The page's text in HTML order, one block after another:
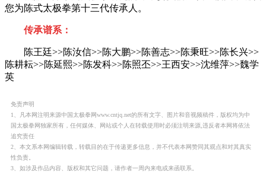
您为陈式太极拳第十三代传承人。
传承谱系：
陈王廷>>陈汝信>>陈大鹏>>陈善志>>陈秉旺>>陈长兴>>
陈耕耘>>陈延熙>>陈发科>>陈照丕>>王西安>>沈维萍>>魏学
英
免责声明
1、凡本网注明来源中国太极拳网www.cntjq.net的所有文字、图片和音视频稿件，版权均为中
国太极拳网独家所有，任何媒体、网站或个人在转载使用时必须注明来源,违反者本网将依法
追究责任
2、本文系本网编辑转载，转载目的在于传递更多信息，并不代表本网赞同其观点和对其真实
性负责。
3、如涉及作品内容、版权和其它问题，请作者一周内来电或来函联系。